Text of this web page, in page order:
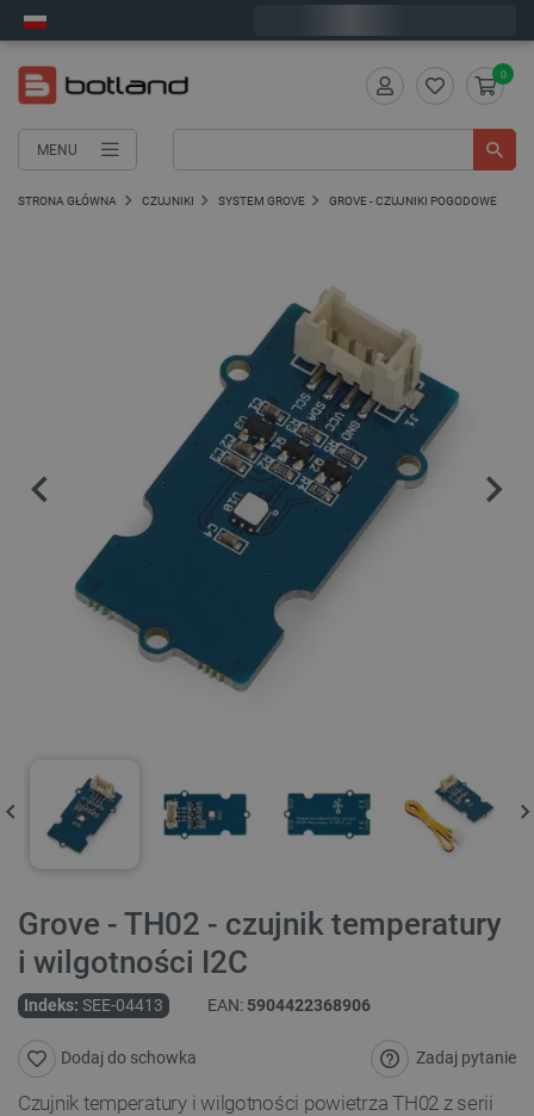
MENU
0
STRONA GŁÓWNA CZUJNIKI SYSTEM GROVE GROVE - CZUJNIKI POGODOWE
Grove - TH02 - czujnik temperatury
i wilgotności I2C
Indeks: SEE-04413 EAN: 5904422368906
Zadaj pytanie
Dodaj do schowka
Czujnik temperatury i wilgotności powietrza TH02 z serii